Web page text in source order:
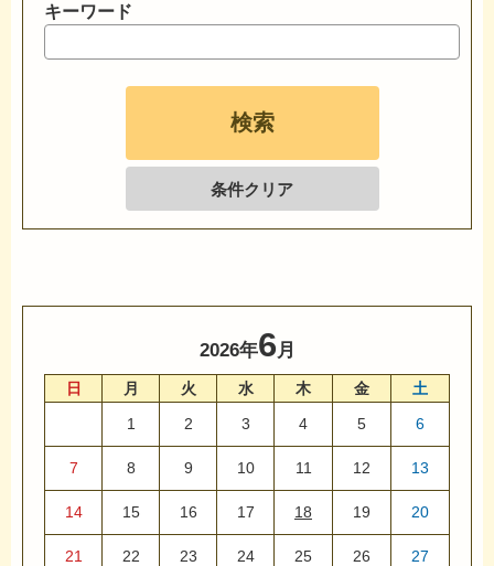
キーワード
条件クリア
2026年6 月
日 月 火 水 木 金
土
1
2 3 4 5 6
7 8 9 10 11 12 13
14 15 16 17 18 19 20
21 22 23 24 25 26 27